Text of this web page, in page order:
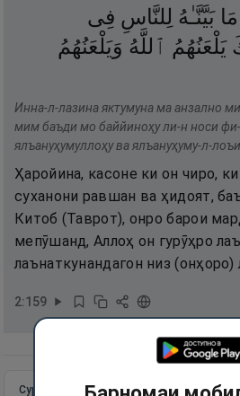
مَا بَيَّنَّـٰهُ لِلنَّاسِ فِى
يَلْعَنُهُمُ ٱللَّهُ وَيَلْعَنُهُمُ
Инна-л-лазина яктумуна ма анзално
мим баъди мо баййиноҳу ли-н носи
ялъануҳумуллоҳу ва ялъануҳуму-л-
Ҳаройина, касоне ки он чиро,
суханони равшан ва ҳидоят,
Китоб (Таврот), онро барои
мепӯшанд, Аллоҳ он гурӯҳро
лаънаткунандагон низ
2:159
Сураи пурра